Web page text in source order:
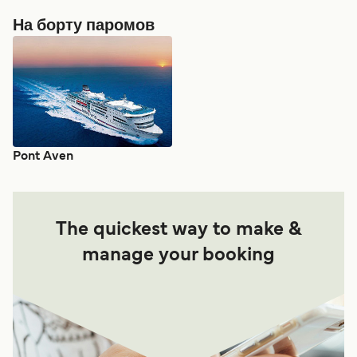
На борту паромов
Pont Aven
The quickest way to make &
manage your booking